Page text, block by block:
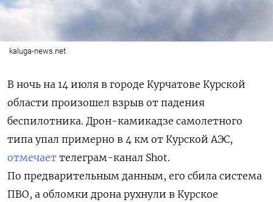
kaluga-news.net
В ночь на 14 июля в городе Курчатове Курской
области произошел взрыв от падения
беспилотника. Дрон-камикадзе самолетного
типа упал примерно в 4 км от Курской АЭС,
отмечает телеграм-канал Shot.
По предварительным данным, его сбила система
ПВО, а обломки дрона рухнули в Курское